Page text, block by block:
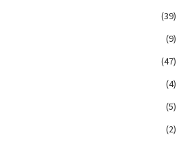
(39)
(9)
(47)
(4)
(5)
(2)